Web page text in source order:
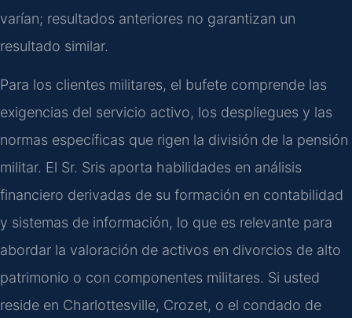
varían; resultados anteriores no garantizan un
resultado similar.
Para los clientes militares, el bufete comprende las
exigencias del servicio activo, los despliegues y las
normas específicas que rigen la división de la pensión
militar. El Sr. Sris aporta habilidades en análisis
financiero derivadas de su formación en contabilidad
y sistemas de información, lo que es relevante para
abordar la valoración de activos en divorcios de alto
patrimonio o con componentes militares. Si usted
reside en Charlottesville, Crozet, o el condado de